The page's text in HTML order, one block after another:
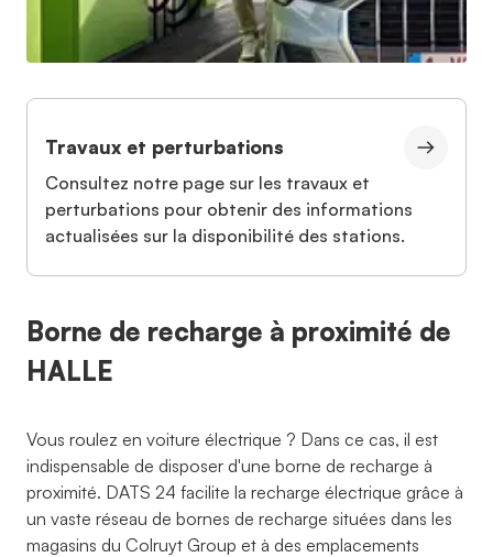
Travaux et perturbations
Consultez notre page sur les travaux et
perturbations pour obtenir des informations
actualisées sur la disponibilité des stations.
Borne de recharge à proximité de
HALLE
Vous roulez en voiture électrique ? Dans ce cas, il est
indispensable de disposer d'une borne de recharge à
proximité. DATS 24 facilite la recharge électrique grâce à
un vaste réseau de bornes de recharge situées dans les
magasins du Colruyt Group et à des emplacements